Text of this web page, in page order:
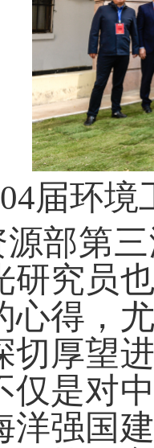
届环
源部第
研究员
心得，
切厚望
仅是对
洋强国